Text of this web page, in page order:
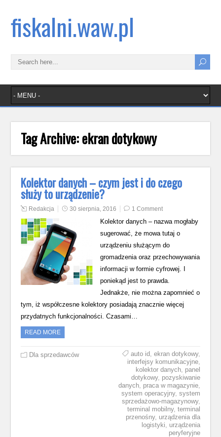
fiskalni.waw.pl
Tag Archive:ekran dotykowy
Kolektor danych – czym jest i do czego
służy to urządzenie?
Redakcja 30 sierpnia, 2016 1 Comment
Kolektor danych – nazwa mogłaby
sugerować, że mowa tutaj o
urządzeniu służącym do
gromadzenia oraz przechowywania
informacji w formie cyfrowej. I
poniekąd jest to prawda.
Jednakże, nie można zapomnieć o
tym, iż współczesne kolektory posiadają znacznie więcej
przydatnych funkcjonalności. Czasami…
READ MORE
Dla sprzedawców auto id, ekran dotykowy,
interfejsy komunikacyjne,
kolektor danych, panel
dotykowy, pozyskiwanie
danych, praca w magazynie,
system operacyjny, system
sprzedażowo-magazynowy,
terminal mobilny, terminal
przenośny, urządzenia dla
logistyki, urządzenia
peryferyjne